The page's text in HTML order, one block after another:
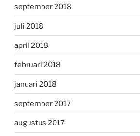
september 2018
juli 2018
april 2018
februari 2018
januari 2018
september 2017
augustus 2017